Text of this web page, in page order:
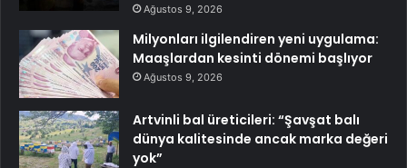
Ağustos 9, 2026
Milyonları ilgilendiren yeni uygulama:
Maaşlardan kesinti dönemi başlıyor
Ağustos 9, 2026
Artvinli bal üreticileri: “Şavşat balı
dünya kalitesinde ancak marka değeri
yok”